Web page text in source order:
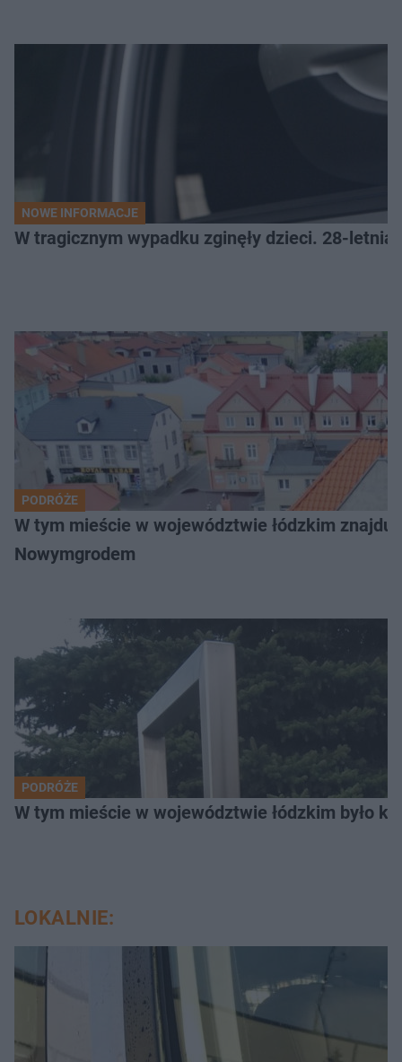
NOWE INFORMACJE
W tragicznym wypadku zginęły dzieci. 28-
PODRÓŻE
W tym mieście w województwie łódzkim
Nowymgrodem
PODRÓŻE
W tym mieście w województwie łódzkim było
LOKALNIE: